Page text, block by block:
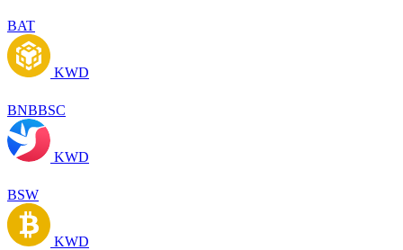
BAT
KWD
BNBBSC
KWD
BSW
KWD